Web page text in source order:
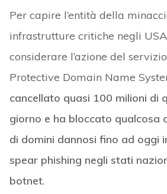
Per capire l’entità della
infrastrutture critiche negli
considerare l’azione del
Protective Domain Name
cancellato quasi 100 milioni di
giorno e ha bloccato qualcosa
di domini dannosi fino ad oggi
spear phishing negli stati
botnet.